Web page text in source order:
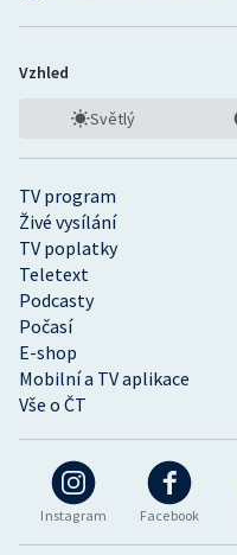
Instagram Facebook
TV program
Živé vysílání
TV poplatky
Teletext
Podcasty
Počasí
E-shop
Mobilní a TV aplikace
Vše o ČT
Vzhled
Světlý